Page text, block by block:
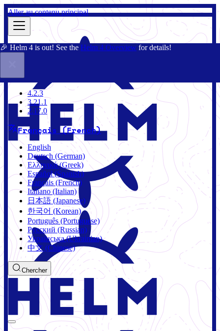
Aller au contenu principal
🎉 Helm 4 is out! See the Helm 4 Overview for details!
3.21.1
4.2.3
3.21.1
2.17.0
Français (French)
English
Deutsch (German)
Ελληνικά (Greek)
Español (Spanish)
Français (French)
Italiano (Italian)
日本語 (Japanese)
한국어 (Korean)
Português (Portuguese)
Русский (Russian)
Українська (Ukrainian)
中文 (Chinese)
Chercher